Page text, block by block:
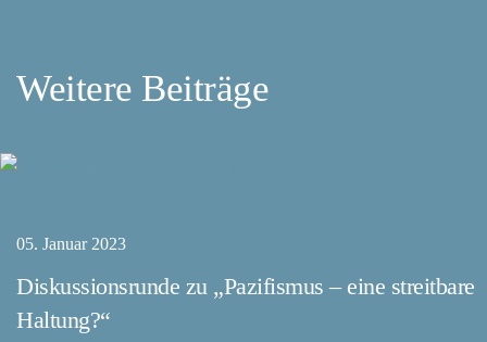
Weitere Beiträge
Diskussionsrunde zu „Pazifismus – eine streitbare
Haltung?“
05. Januar 2023